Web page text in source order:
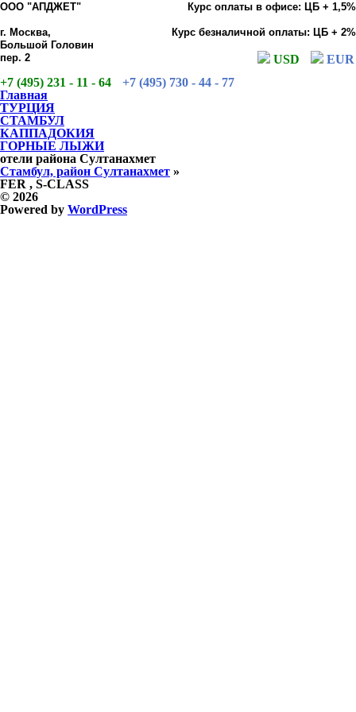
Курс оплаты в офисе: ЦБ + 1,5%
Курс безналичной оплаты: ЦБ + 2%
USD EUR
ООО "АПДЖЕТ"
г. Москва,
Большой Головин
пер. 2
+7 (495) 231 - 11 - 64
+7 (495) 730 - 44 - 77
Главная
ТУРЦИЯ
СТАМБУЛ
КАППАДОКИЯ
ГОРНЫЕ ЛЫЖИ
отели района Султанахмет
Стамбул, район Султанахмет »
FER , S-CLASS
© 2026
Powered by WordPress